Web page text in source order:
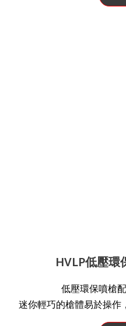
HVLP低壓環
低壓環保噴槍
迷你輕巧的槍體易於操作